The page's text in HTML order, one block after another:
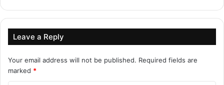
Leave a Reply
Your email address will not be published. Required fields are
marked *